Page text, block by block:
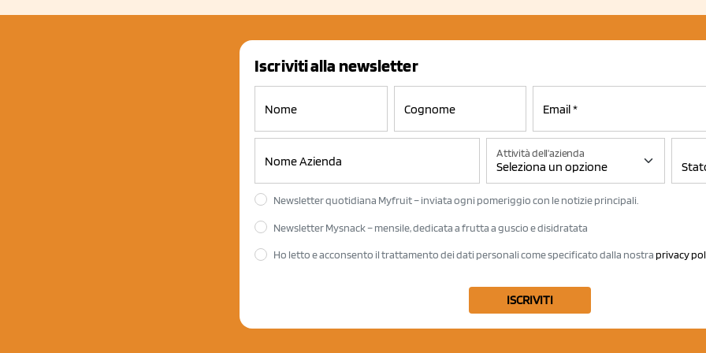
Iscriviti alla newsletter
Attività dell'azienda
Newsletter quotidiana Myfruit – inviata ogni pomeriggio con le notizie principali.
Newsletter Mysnack – mensile, dedicata a frutta a guscio e disidratata
Ho letto e acconsento il trattamento dei dati personali come specificato dalla nostra privacy
ISCRIVITI